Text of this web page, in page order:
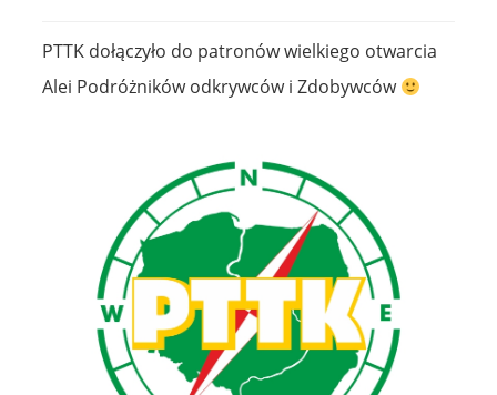
PTTK dołączyło do patronów wielkiego otwarcia
Alei Podróżników odkrywców i Zdobywców